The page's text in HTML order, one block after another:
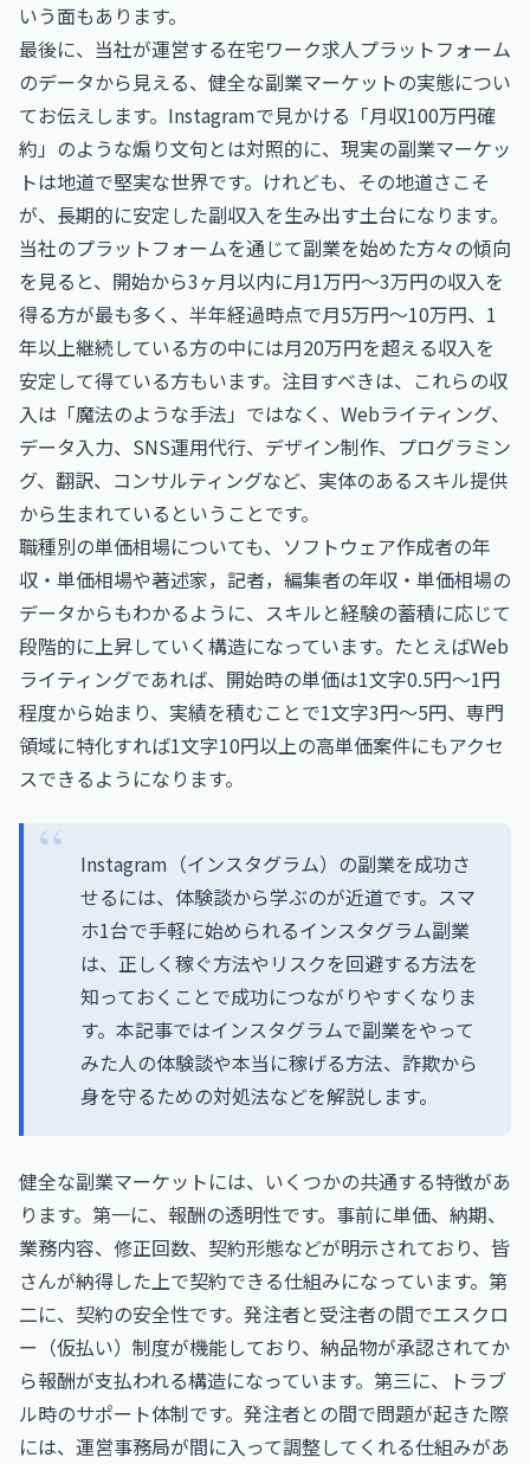
いう面もあります。
最後に、当社が運営する在宅ワーク求人プラットフォーム
のデータから見える、健全な副業マーケットの実態につい
てお伝えします。Instagramで見かける「月収100万円確
約」のような煽り文句とは対照的に、現実の副業マーケッ
トは地道で堅実な世界です。けれども、その地道さこそ
が、長期的に安定した副収入を生み出す土台になります。
当社のプラットフォームを通じて副業を始めた方々の傾向
を見ると、開始から3ヶ月以内に月1万円〜3万円の収入を
得る方が最も多く、半年経過時点で月5万円〜10万円、1
年以上継続している方の中には月20万円を超える収入を
安定して得ている方もいます。注目すべきは、これらの収
入は「魔法のような手法」ではなく、Webライティング、
データ入力、SNS運用代行、デザイン制作、プログラミン
グ、翻訳、コンサルティングなど、実体のあるスキル提供
から生まれているということです。
職種別の単価相場についても、 ソフトウェア作成者の年
収・単価相場や著述家，記者，編集者の年収・単価相場の
データからもわかるように、スキルと経験の蓄積に応じて
段階的に上昇していく構造になっています。たとえばWeb
ライティングであれば、開始時の単価は1文字0.5円〜1円
程度から始まり、実績を積むことで1文字3円〜5円、専門
領域に特化すれば1文字10円以上の高単価案件にもアクセ
スできるようになります。
Instagram（インスタグラム）の副業を成功さ
せるには、体験談から学ぶのが近道です。スマ
ホ1台で手軽に始められるインスタグラム副業
は、正しく稼ぐ方法やリスクを回避する方法を
知っておくことで成功につながりやすくなりま
す。本記事ではインスタグラムで副業をやって
みた人の体験談や本当に稼げる方法、詐欺から
身を守るための対処法などを解説します。
健全な副業マーケットには、いくつかの共通する特徴があ
ります。第一に、報酬の透明性です。事前に単価、納期、
業務内容、修正回数、契約形態などが明示されており、皆
さんが納得した上で契約できる仕組みになっています。第
二に、契約の安全性です。発注者と受注者の間でエスクロ
ー（仮払い）制度が機能しており、納品物が承認されてか
ら報酬が支払われる構造になっています。第三に、トラブ
ル時のサポート体制です。発注者との間で問題が起きた際
には、運営事務局が間に入って調整してくれる仕組みがあ